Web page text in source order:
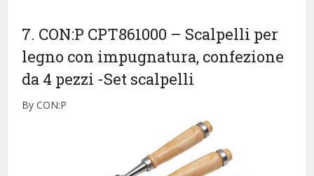
7. CON:P CPT861000 – Scalpelli per
legno con impugnatura, confezione
da 4 pezzi -Set scalpelli
By CON:P